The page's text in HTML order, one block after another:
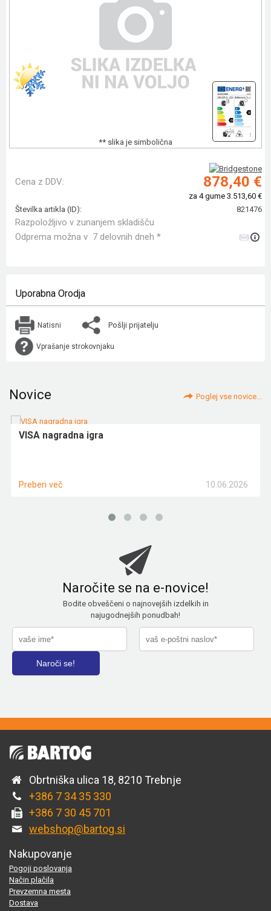
** slika je simbolična
Cena z DDV: 878,40 €
za 4 gume 3.513,60 €
Številka artikla (ID):
821476
Razpoložljivo v zunanjem skladišču
Odprema možna v 7 delovnih dneh *
Uporabna Orodja
Natisni Pošlji prijatelju
Vprašanje strokovnjaku
Novice Poglej vse novice...
VISA nagradna igra
10.06.2026
Preberi več
Naročite se na e-novice!
Bodite obveščeni o najnovejših izdelkih in
najugodnejših ponudbah!
Obrtniška ulica 18, 8210 Trebnje
+386 7 34 35 330
+386 7 30 45 701
webshop@bartog.si
Nakupovanje
Pogoji poslovanja
Način plačila
Prevzemna mesta
Dostava